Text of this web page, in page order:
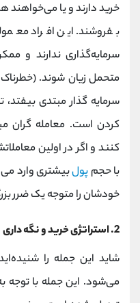
خرید دارند و یا می‌خواهند
بفروشند. این افراد
سرمایه‌گذاری ندارند و
متحمل زیان شوند.
سرمایه گذار مبتدی
کردن است. معامله گران
کنند و اگر در اولین
با حجم پولبیشتری وارد
خودشان را متوجه یک ضرر
2. استراتژی خرید و نگه داری
شاید این جمله را
می‌شود. این جمله با توجه